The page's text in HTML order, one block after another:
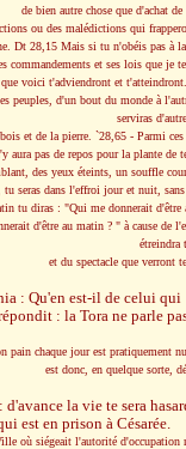
de bien autre chose que d'achat de
ou des malédictions qui
Dt 28,15 Mais si tu n'obéis pas à
commandements et ses lois que je
voici t'adviendront et
peuples, d'un bout du monde à
serviras
et de la pierre. `28,65 - Parmi
aura pas de repos pour la plante de
des yeux éteints, un souffle
tu seras dans l'effroi jour et nuit,
tu diras : "Qui me donnerait d'être
d'être au matin ? " à cause de
étreindra
et du spectacle que verront
: Qu'en est-il de celui qui
: la Tora ne parle
pain chaque jour est pratiquement
est donc, en quelque sorte,
la vie te sera
est en prison à Césarée.
où siégeait l'autorité d'occupation